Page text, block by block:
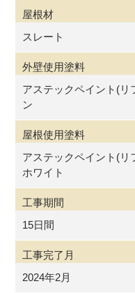
屋根材
スレート
外壁使用塗料
アステックペイント(
ン
屋根使用塗料
アステックペイント(
ホワイト
工事期間
15日間
工事完了月
2024年2月